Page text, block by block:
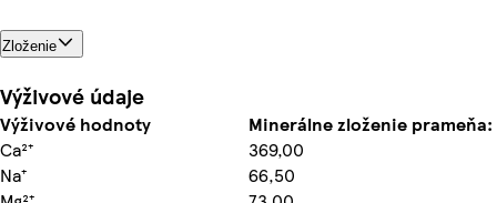
Zloženie
Výživové údaje
Výživové hodnoty
Minerálne zloženie prameňa:
Ca²⁺
369,00
Na⁺
66,50